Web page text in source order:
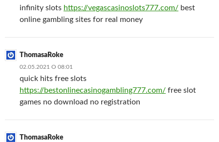
infinity slots https://vegascasinoslots777.com/ best
online gambling sites for real money
ThomasaRoke
02.05.2021 О 08:01
quick hits free slots
https://bestonlinecasinogambling777.com/ free slot
games no download no registration
ThomasaRoke